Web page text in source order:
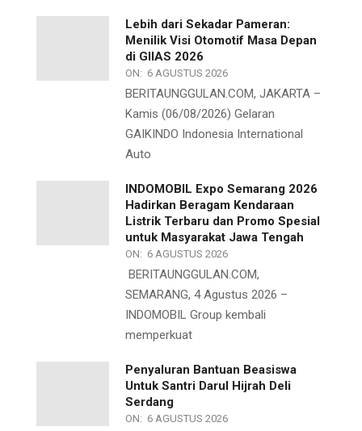
Lebih dari Sekadar Pameran:
Menilik Visi Otomotif Masa Depan
di GIIAS 2026
ON: 6 AGUSTUS 2026
BERITAUNGGULAN.COM, JAKARTA –
Kamis (06/08/2026) Gelaran
GAIKINDO Indonesia International
Auto
INDOMOBIL Expo Semarang 2026
Hadirkan Beragam Kendaraan
Listrik Terbaru dan Promo Spesial
untuk Masyarakat Jawa Tengah
ON: 6 AGUSTUS 2026
BERITAUNGGULAN.COM,
SEMARANG, 4 Agustus 2026 –
INDOMOBIL Group kembali
memperkuat
Penyaluran Bantuan Beasiswa
Untuk Santri Darul Hijrah Deli
Serdang
ON: 6 AGUSTUS 2026